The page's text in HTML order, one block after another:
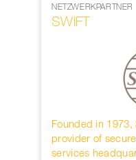
NETZWERKPARTNER
SWIFT
Founded in 1973,
provider of
services